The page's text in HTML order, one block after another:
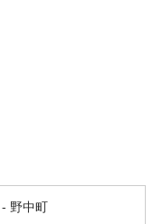
- 野中町